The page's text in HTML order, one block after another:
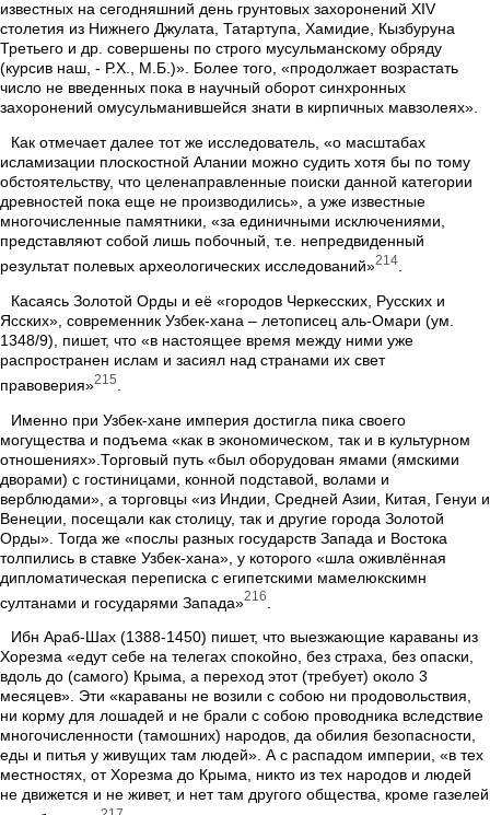
известных на сегодняшний день грунтовых захоронений XIV
столетия из Нижнего Джулата, Татартупа, Хамидие, Кызбуруна
Третьего и др. совершены по строго мусульманскому обряду
(курсив наш, - Р.Х., М.Б.)». Более того, «продолжает возрастать
число не введенных пока в научный оборот синхронных
захоронений омусульманившейся знати в кирпичных мавзолеях».
Как отмечает далее тот же исследователь, «о масштабах
исламизации плоскостной Алании можно судить хотя бы по тому
обстоятельству, что целенаправленные поиски данной категории
древностей пока еще не производились», а уже известные
многочисленные памятники, «за единичными исключениями,
представляют собой лишь побочный, т.е. непредвиденный
результат полевых археологических исследований»214
Касаясь Золотой Орды и её «городов Черкесских, Русских и
Ясских», современник Узбек-хана – летописец аль-Омари (ум.
1348/9), пишет, что «в настоящее время между ними уже
распространен ислам и засиял над странами их свет
правоверия»215
Именно при Узбек-хане империя достигла пика своего
могущества и подъема «как в экономическом, так и в культурном
отношениях».Торговый путь «был оборудован ямами (ямскими
дворами) с гостиницами, конной подставой, волами и
верблюдами», а торговцы «из Индии, Средней Азии, Китая, Генуи и
Венеции, посещали как столицу, так и другие города Золотой
Орды». Тогда же «послы разных государств Запада и Востока
толпились в ставке Узбек-хана», у которого «шла оживлённая
дипломатическая переписка с египетскими мамелюкскимн
султанами и государями Запада»216
Ибн Араб-Шах (1388-1450) пишет, что выезжающие караваны из
Хорезма «едут себе на телегах спокойно, без страха, без опаски,
вдоль до (самого) Крыма, а переход этот (требует) около 3
месяцев». Эти «караваны не возили с собою ни продовольствия,
ни корму для лошадей и не брали с собою проводника вследствие
многочисленности (тамошних) народов, да обилия безопасности,
еды и питья у живущих там людей». А с распадом империи, «в тех
местностях, от Хорезма до Крыма, никто из тех народов и людей
не движется и не живет, и нет там другого общества, кроме газелей